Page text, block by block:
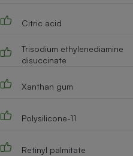
Citric acid
Trisodium ethylenediamine
disuccinate
Xanthan gum
Polysilicone-11
Retinyl palmitate